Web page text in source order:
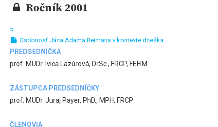
Ročník 2001
5
Osobnosť Jána Adama Reimana v kontexte dneška
PREDSEDNÍČKA
prof. MUDr. Ivica Lazúrová, DrSc., FRCP, FEFIM
ZÁSTUPCA PREDSEDNÍČKY
prof. MUDr. Juraj Payer, PhD., MPH, FRCP
ČLENOVIA